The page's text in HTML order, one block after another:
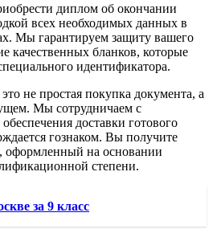
диплом об окончании
всех необходимых данных в
Мы гарантируем защиту вашего
качественных бланков, которые
идентификатора.
не простая покупка документа, а
Мы сотрудничаем с
доставки готового
гознаком. Вы получите
оформленный на основании
степени.
за 9 класс